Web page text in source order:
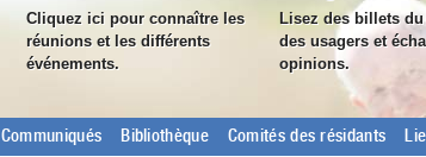
Cliquez ici pour connaître les
réunions et les différents
événements.
Lisez des billets
des usagers et
opinions.
Communiqués Bibliothèque Comités des résidants